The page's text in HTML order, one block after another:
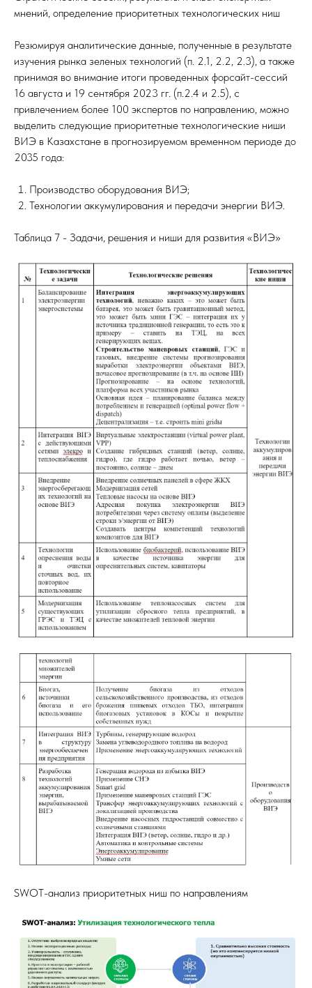
мнений, определение приоритетных технологических ниш
Резюмируя аналитические данные, полученные в результате
изучения рынка зеленых технологий (п. 2.1, 2.2, 2.3), а также
принимая во внимание итоги проведенных форсайт-сессий
16 августа и 19 сентября 2023 гг. (п.2.4 и 2.5), с
привлечением более 100 экспертов по направлению, можно
выделить следующие приоритетные технологические ниши
ВИЭ в Казахстане в прогнозируемом временном периоде до
2035 года:
Производство оборудования ВИЭ;
Технологии аккумулирования и передачи энергии ВИЭ.
Таблица 7 - Задачи, решения и ниши для развития «ВИЭ»
SWOT-анализ приоритетных ниш по направлениям